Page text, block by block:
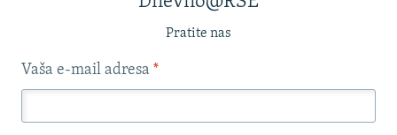
Pratite nas
Vaša e-mail adresa *